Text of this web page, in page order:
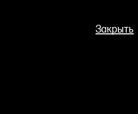
Закрыть